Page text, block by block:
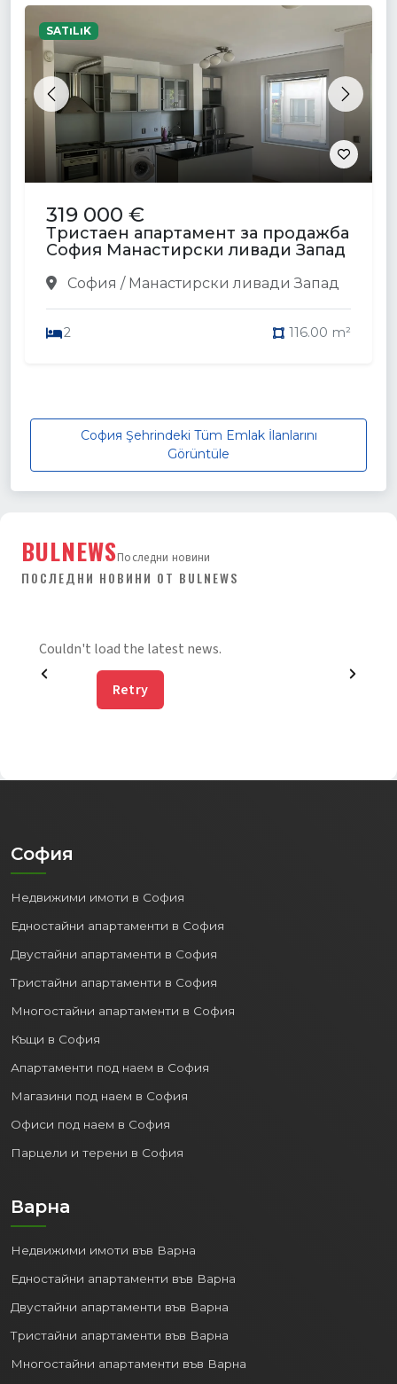
Previous Next
SATıLıK
319 000 €
Тристаен апартамент за продажба
София Манастирски ливади Запад
София / Манастирски ливади Запад
2 116.00 m²
София Şehrindeki Tüm Emlak İlanlarını
Görüntüle
BULNEWSПоследни новини
ПОСЛЕДНИ НОВИНИ ОТ BULNEWS
Couldn't load the latest news.
Retry
София
Недвижими имоти в София
Едностайни апартаменти в София
Двустайни апартаменти в София
Тристайни апартаменти в София
Многостайни апартаменти в София
Къщи в София
Апартаменти под наем в София
Магазини под наем в София
Офиси под наем в София
Парцели и терени в София
Варна
Недвижими имоти във Варна
Едностайни апартаменти във Варна
Двустайни апартаменти във Варна
Тристайни апартаменти във Варна
Многостайни апартаменти във Варна